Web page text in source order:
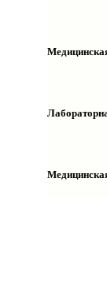
Столы
Шкафы
Шкафы
Тумбы